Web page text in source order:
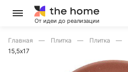
От идеи до реализации
Главная Плитка Плитка
15,5х17